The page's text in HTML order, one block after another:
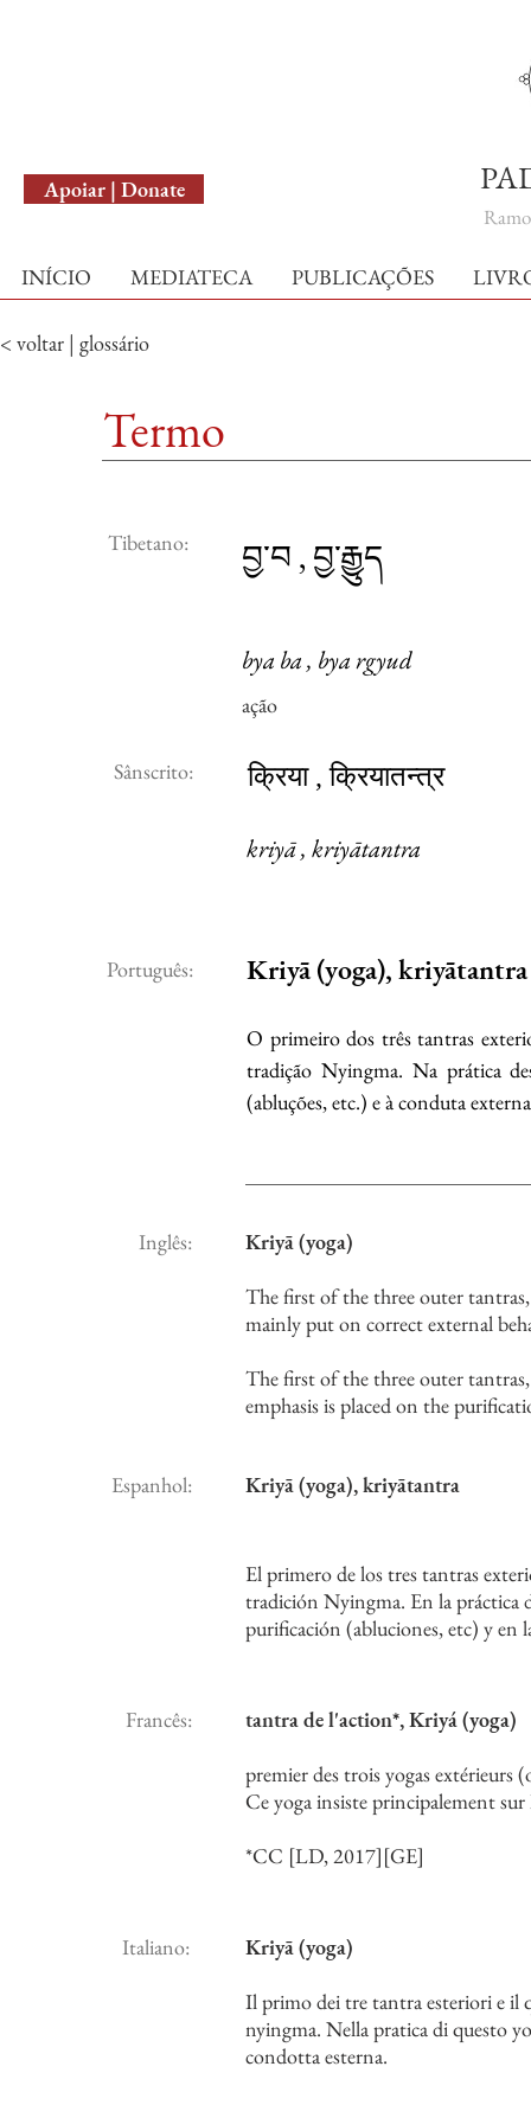
Apoiar | Donate
INÍCIO MEDIATECA PUBLICAÇÕES
< voltar | glossário
Termo
Tibetano: བྱ་བ , བྱ་རྒྱུད
bya ba , bya rgyud
ação
Sânscrito: क्रिया , क्रियातन्त्र
kriyā , kriyātantra
Português: Kriyā (yoga), kriyātantra
O primeiro dos três tantras
tradição Nyingma. Na prática
(abluções, etc.) e à conduta
Inglês:
Kriyā (yoga)
The first of the three outer
mainly put on correct external
The first of the three outer
emphasis is placed on the
Espanhol: Kriyā (yoga), kriyātantra
El primero de los tres tantras
tradición Nyingma. En la práctica
purificación (abluciones, etc) y en
Francês:
tantra de l'action*, Kriyá (yoga)
premier des trois yogas extérieurs
Ce yoga insiste principalement
*CC [LD, 2017][GE]
Italiano:
Kriyā (yoga)
Il primo dei tre tantra esteriori e il
nyingma. Nella pratica di questo
condotta esterna.